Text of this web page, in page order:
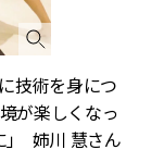
技術を身につ
が楽しくなっ
」 姉川 慧さん